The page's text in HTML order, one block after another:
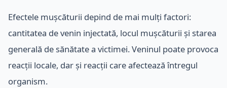
Efectele mușcăturii depind de mai mulți factori:
cantitatea de venin injectată, locul mușcăturii și starea
generală de sănătate a victimei. Veninul poate provoca
reacții locale, dar și reacții care afectează întregul
organism.